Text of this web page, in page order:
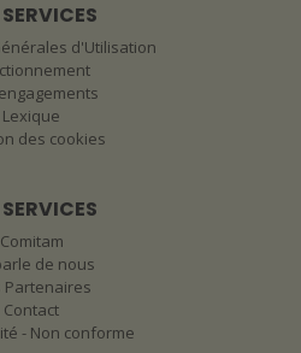
SERVICES
d'Utilisation
Lexique
des cookies
SERVICES
Comitam
de nous
Partenaires
Contact
- Non conforme